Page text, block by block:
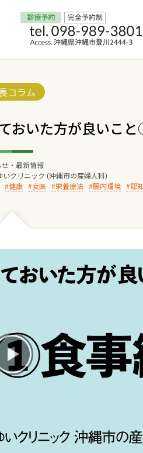
コラム
おいた方が良いこ
せ・最新情報
いクリニック (沖縄市の産婦人科)
健康 女医 栄養療法 腸内環境 認
Home
のごあいさつ
ックの経営理念
診療料金
婦健診
について
びつき支援
乳育児